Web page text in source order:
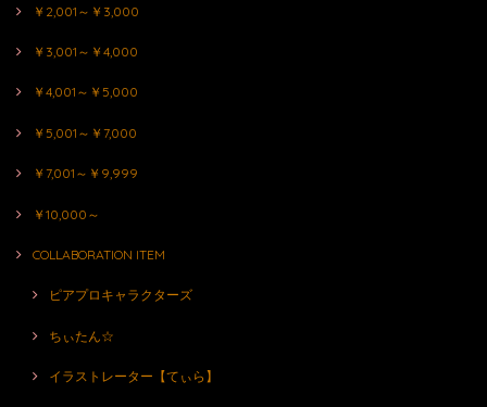
￥2,001～￥3,000
￥3,001～￥4,000
￥4,001～￥5,000
￥5,001～￥7,000
￥7,001～￥9,999
￥10,000～
COLLABORATION ITEM
ピアプロキャラクターズ
ちぃたん☆
イラストレーター【てぃら】